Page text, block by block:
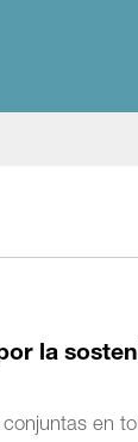
la
en